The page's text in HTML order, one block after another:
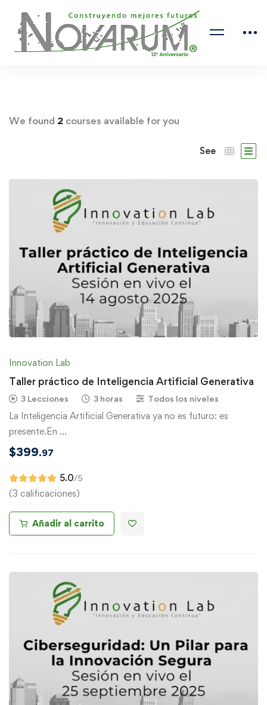
We found 2 courses available for you
See
Innovation Lab
Taller práctico de Inteligencia Artificial Generativa
3 Lecciones 3 horas Todos los niveles
La Inteligencia Artificial Generativa ya no es futuro: es
presente.En …
$399.97
5.0/5
(3 calificaciones)
Añadir al carrito